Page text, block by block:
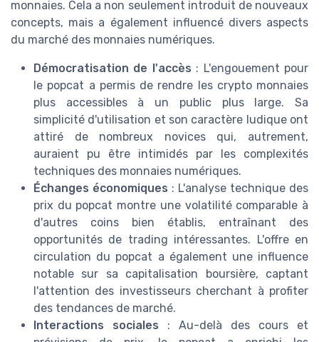
monnaies. Cela a non seulement introduit de nouveaux
concepts, mais a également influencé divers aspects
du marché des monnaies numériques.
Démocratisation de l'accès : L'engouement pour
le popcat a permis de rendre les crypto monnaies
plus accessibles à un public plus large. Sa
simplicité d'utilisation et son caractère ludique ont
attiré de nombreux novices qui, autrement,
auraient pu être intimidés par les complexités
techniques des monnaies numériques.
Échanges économiques : L'analyse technique des
prix du popcat montre une volatilité comparable à
d'autres coins bien établis, entraînant des
opportunités de trading intéressantes. L'offre en
circulation du popcat a également une influence
notable sur sa capitalisation boursière, captant
l'attention des investisseurs cherchant à profiter
des tendances de marché.
Interactions sociales : Au-delà des cours et